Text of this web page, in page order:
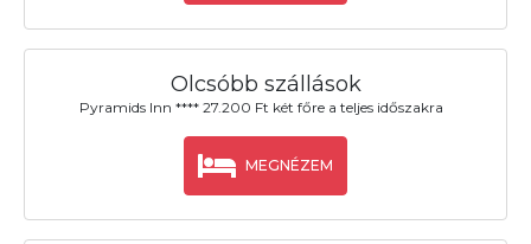
Olcsóbb szállások
Pyramids Inn **** 27.200 Ft két főre a teljes időszakra
MEGNÉZEM